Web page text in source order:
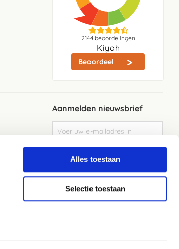
Alles toestaan
Selectie toestaan
2144beoordelingen
Kiyoh
Beoordeel
Aanmelden nieuwsbrief
u
op
Elke week de beste acties en het laaste